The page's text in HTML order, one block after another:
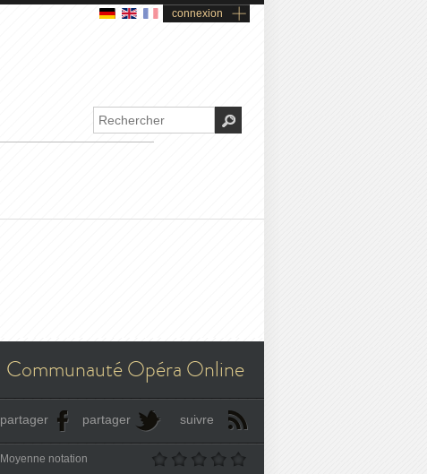
connexion
Communauté Opéra Online
partager partager suivre
Moyenne notation